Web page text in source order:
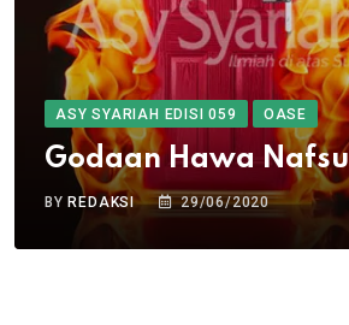
ASY SYARIAH EDISI 059 OASE
Godaan Hawa Nafsu
BY REDAKSI 29/06/2020